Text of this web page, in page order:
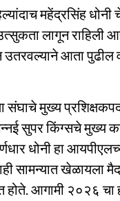
महेंद्रसिंह
उत्सुकता लागून
आता पुढील
मुख्य
सुपर किंग्सचे मुख्य
धोनी हा
सामन्यात खेळायला
होते. आगामी २०२६